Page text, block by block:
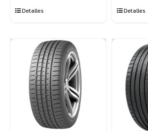
S2
cantidad
Detalles
XL
TL
Detalles